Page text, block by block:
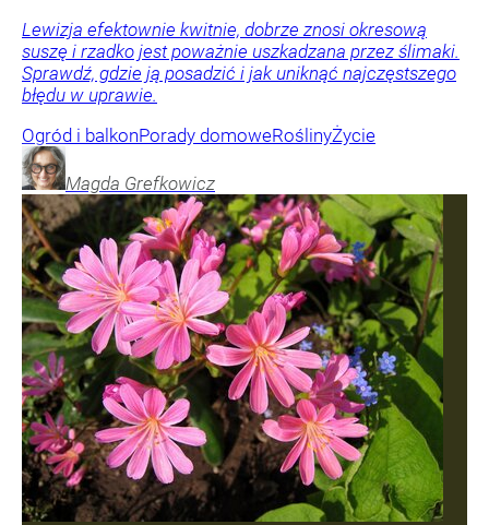
Lewizja efektownie kwitnie, dobrze znosi okresową
suszę i rzadko jest poważnie uszkadzana przez ślimaki.
Sprawdź, gdzie ją posadzić i jak uniknąć najczęstszego
błędu w uprawie.
Ogród i balkonPorady domoweRoślinyŻycie
Magda Grefkowicz